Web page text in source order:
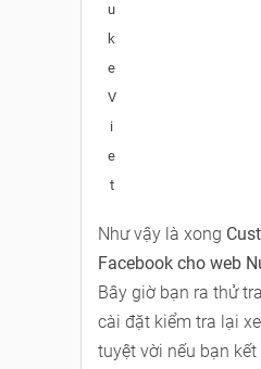
u
k
e
V
i
e
t
Như vậy là xong
Facebook cho web
Bây giờ bạn ra thử
cài đặt kiểm tra lại
tuyệt vời nếu bạn